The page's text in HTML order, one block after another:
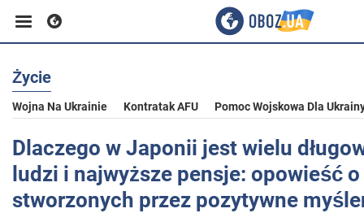
Biznes
Sport
Rozrywka
Życie
Wojna Na Ukrainie Kontratak AFU Pomoc Wojskowa Dla
Dlaczego w Japonii jest wielu
ludzi i najwyższe pensje: opowieść
stworzonych przez pozytywne